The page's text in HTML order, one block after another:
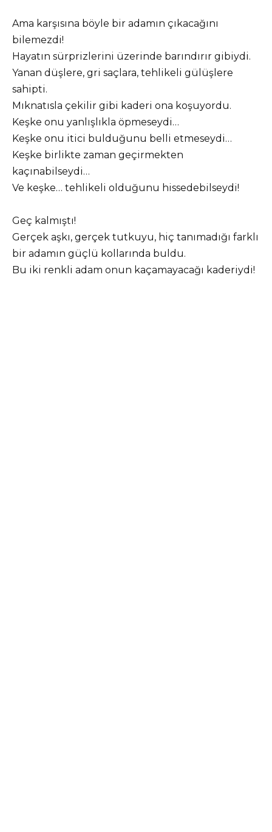
Ama karşısına böyle bir adamın çıkacağını
bilemezdi!
Hayatın sürprizlerini üzerinde barındırır gibiydi.
Yanan düşlere, gri saçlara, tehlikeli gülüşlere
sahipti.
Mıknatısla çekilir gibi kaderi ona koşuyordu.
Keşke onu yanlışlıkla öpmeseydi…
Keşke onu itici bulduğunu belli etmeseydi…
Keşke birlikte zaman geçirmekten
kaçınabilseydi…
Ve keşke… tehlikeli olduğunu hissedebilseydi!
Geç kalmıştı!
Gerçek aşkı, gerçek tutkuyu, hiç tanımadığı farklı
bir adamın güçlü kollarında buldu.
Bu iki renkli adam onun kaçamayacağı kaderiydi!